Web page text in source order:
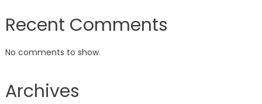
Recent Comments
No comments to show.
Archives